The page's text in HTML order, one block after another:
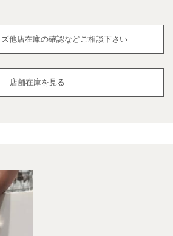
他店在庫の確認などご相談下さい
店舗在庫を見る